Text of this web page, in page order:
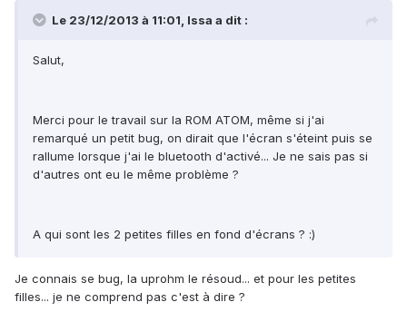
Le 23/12/2013 à 11:01, Issa a dit :
Salut,
Merci pour le travail sur la ROM ATOM, même si j'ai
remarqué un petit bug, on dirait que l'écran s'éteint puis se
rallume lorsque j'ai le bluetooth d'activé... Je ne sais pas si
d'autres ont eu le même problème ?
A qui sont les 2 petites filles en fond d'écrans ? :)
Je connais se bug, la uprohm le résoud... et pour les petites
filles... je ne comprend pas c'est à dire ?